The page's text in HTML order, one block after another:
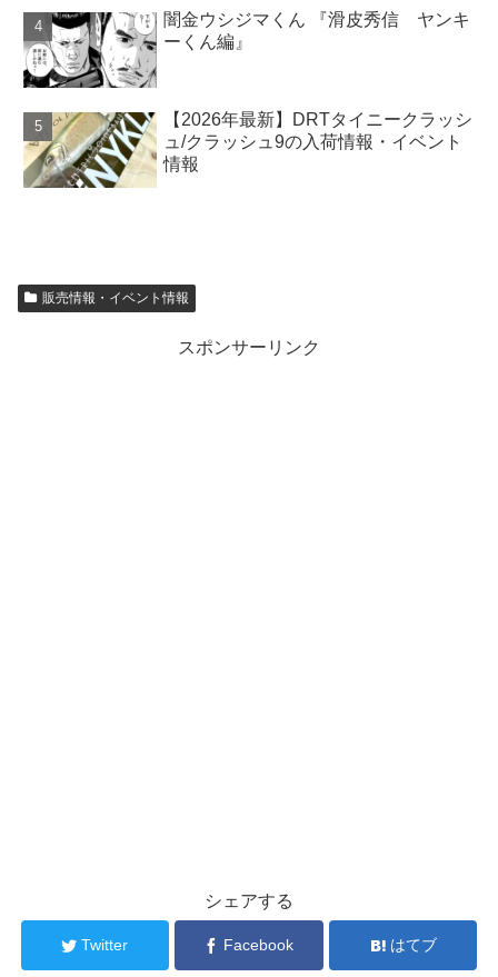
闇金ウシジマくん 『滑皮秀信 ヤンキ
ーくん編』
【2026年最新】DRTタイニークラッシ
ュ/クラッシュ9の入荷情報・イベント
情報
販売情報・イベント情報
スポンサーリンク
シェアする
Twitter Facebook はてブ